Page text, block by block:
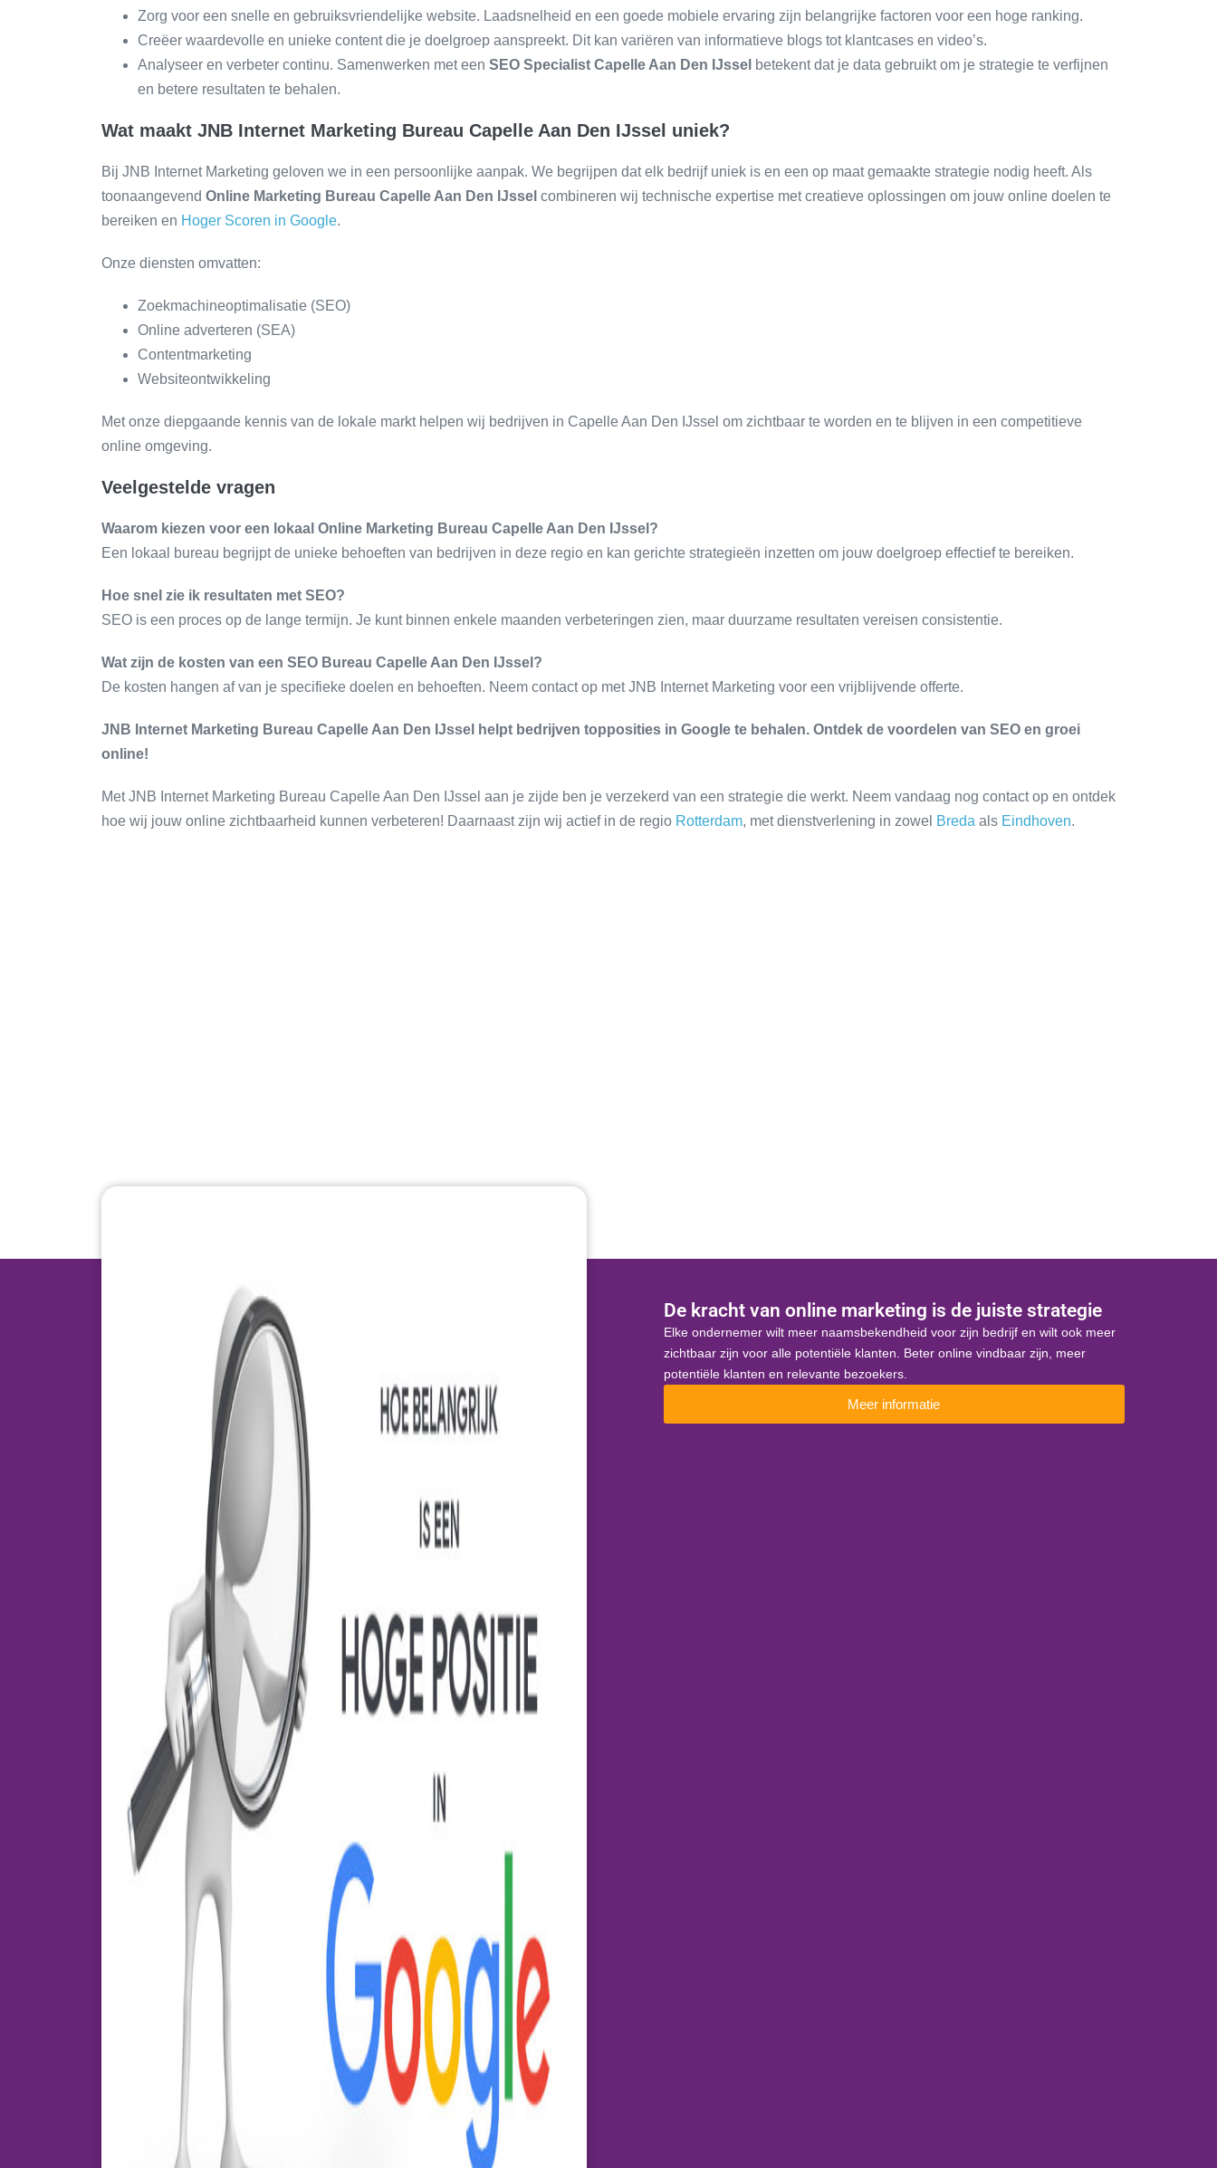
Zorg voor een snelle en gebruiksvriendelijke website. Laadsnelheid en een goede mobiele ervaring zijn belangrijke factoren voor een hoge ranking.
Creëer waardevolle en unieke content die je doelgroep aanspreekt. Dit kan variëren van informatieve blogs tot klantcases en video’s.
Analyseer en verbeter continu. Samenwerken met een SEO Specialist Capelle Aan Den IJssel betekent dat je data gebruikt om je strategie te verfijnen
en betere resultaten te behalen.
Wat maakt JNB Internet Marketing Bureau Capelle Aan Den IJssel uniek?
Bij JNB Internet Marketing geloven we in een persoonlijke aanpak. We begrijpen dat elk bedrijf uniek is en een op maat gemaakte strategie nodig heeft. Als
toonaangevend Online Marketing Bureau Capelle Aan Den IJssel combineren wij technische expertise met creatieve oplossingen om jouw online doelen te
bereiken en Hoger Scoren in Google.
Onze diensten omvatten:
Zoekmachineoptimalisatie (SEO)
Online adverteren (SEA)
Contentmarketing
Websiteontwikkeling
Met onze diepgaande kennis van de lokale markt helpen wij bedrijven in Capelle Aan Den IJssel om zichtbaar te worden en te blijven in een competitieve
online omgeving.
Veelgestelde vragen
Waarom kiezen voor een lokaal Online Marketing Bureau Capelle Aan Den IJssel?
Een lokaal bureau begrijpt de unieke behoeften van bedrijven in deze regio en kan gerichte strategieën inzetten om jouw doelgroep effectief te bereiken.
Hoe snel zie ik resultaten met SEO?
SEO is een proces op de lange termijn. Je kunt binnen enkele maanden verbeteringen zien, maar duurzame resultaten vereisen consistentie.
Wat zijn de kosten van een SEO Bureau Capelle Aan Den IJssel?
De kosten hangen af van je specifieke doelen en behoeften. Neem contact op met JNB Internet Marketing voor een vrijblijvende offerte.
JNB Internet Marketing Bureau Capelle Aan Den IJssel helpt bedrijven topposities in Google te behalen. Ontdek de voordelen van SEO en groei
online!
Met JNB Internet Marketing Bureau Capelle Aan Den IJssel aan je zijde ben je verzekerd van een strategie die werkt. Neem vandaag nog contact op en ontdek
hoe wij jouw online zichtbaarheid kunnen verbeteren! Daarnaast zijn wij actief in de regio Rotterdam, met dienstverlening in zowel Breda als Eindhoven.
De kracht van online marketing is de juiste strategie
Elke ondernemer wilt meer naamsbekendheid voor zijn bedrijf en wilt ook meer
zichtbaar zijn voor alle potentiële klanten. Beter online vindbaar zijn, meer
potentiële klanten en relevante bezoekers.
Meer informatie